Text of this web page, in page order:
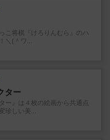
こ将棋『けろりんむら』のハ
＼(＾ワ...
ター
ー』は４枚の絵画から共通点
珍しい美...